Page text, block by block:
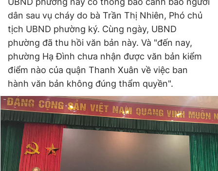
Tổng biên tập: Nguyễn Ngọc Toàn
Phó tổng biên tập thường trực: Hải Thành
Phó tổng biên tập: Lâm Hiếu Dũng
Phó tổng biên tập: Trần Việt Hưng
Tổng thư ký tòa soạn: Đức Trung
Giấy phép xuất bản số 110/GP - BTTTT cấp ngày 24.3.2020
© 2003-2026 Bản quyền thuộc về Báo Thanh Niên. Cấm sao
chép dưới mọi hình thức nếu không có sự chấp thuận bằng văn
bản. Phát triển bởi ePi Technologies, JSC.
dân sau vụ cháy do bà Trần Thị Nhiên, Phó chủ
tịch UBND phường ký. Cùng ngày, UBND
phường đã thu hồi văn bản này. Và "đến nay,
phường Hạ Đình chưa nhận được văn bản kiểm
điểm nào của quận Thanh Xuân về việc ban
hành văn bản không đúng thẩm quyền".